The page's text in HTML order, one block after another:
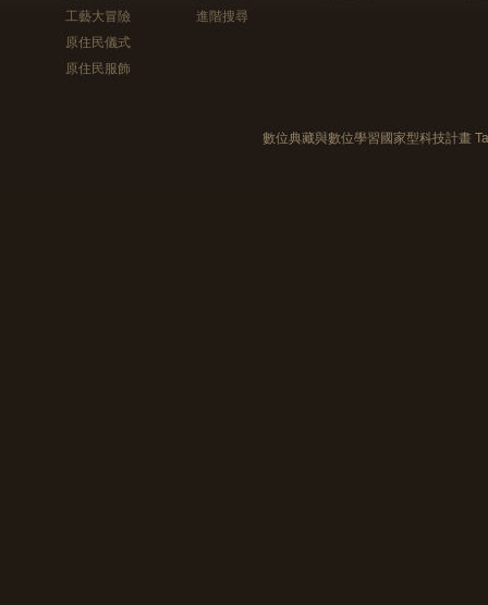
工藝大冒險
原住民儀式
原住民服飾
進階搜尋
數位典藏與數位學習國家型科技計畫